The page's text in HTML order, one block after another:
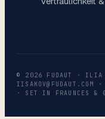
© 2026 FUDAUT · ILIA
IISAKOV@FUDAUT.COM
·
· SET IN FRAUNCES &